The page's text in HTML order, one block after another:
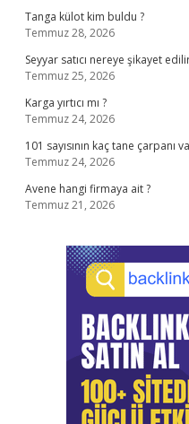
Tanga külot kim buldu ?
Temmuz 28, 2026
Seyyar satıcı nereye şikayet
Temmuz 25, 2026
Karga yırtıcı mı ?
Temmuz 24, 2026
101 sayısının kaç tane çarpanı
Temmuz 24, 2026
Avene hangi firmaya ait ?
Temmuz 21, 2026